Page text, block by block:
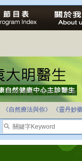
法治社會並不等同公正社會
自家教育合法化-推動多元化
《自然療法與你》
《靈丹妙